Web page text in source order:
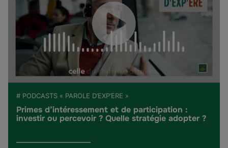
# PODCASTS « PAROLE D’EXP’ERE »
Primes d’intéressement et de participation :
investir ou percevoir ? Quelle stratégie adopter ?